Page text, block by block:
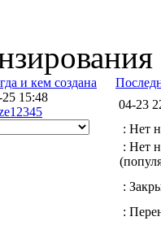
и кем создана
15:48
04-23
: Нет
: Нет
:
: